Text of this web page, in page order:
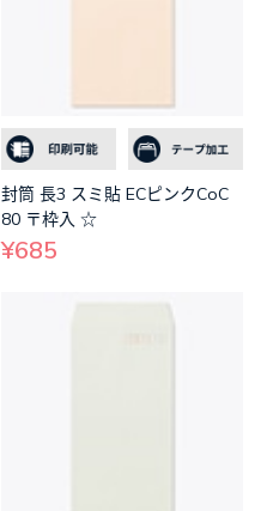
封筒 長3 スミ貼 ECピンクCoC
80 〒枠入 ☆
¥685